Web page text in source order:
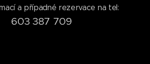
a případné rezervace na tel:
603 387 709